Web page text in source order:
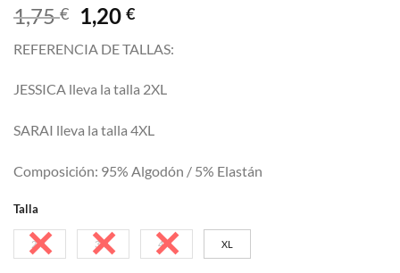
1,75€
El
precio
original
era:
1,75 €.
1,20€El
actual
es:
1,20 €.
REFERENCIA DE TALLAS:
JESSICA lleva la talla 2XL
SARAI lleva la talla 4XL
Composición: 95% Algodón / 5% Elastán
Talla
2XL 3XL 4XL XL